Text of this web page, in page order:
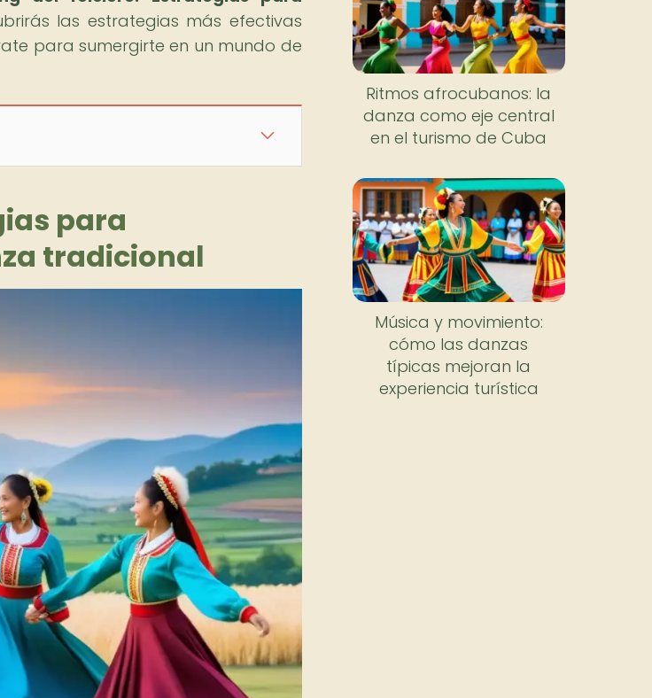
las estrategias más efectivas
para sumergirte en un mundo de
para
tradicional
Ritmos afrocubanos: la
danza como eje central
en el turismo de Cuba
Música y movimiento:
cómo las danzas
típicas mejoran la
experiencia turística